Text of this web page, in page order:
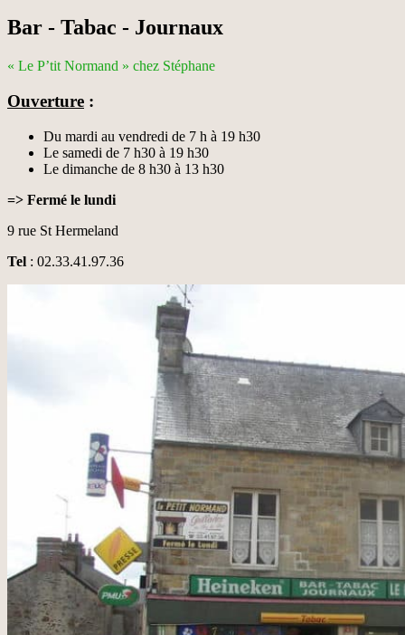
Bar - Tabac - Journaux
« Le P’tit Normand » chez Stéphane
Ouverture :
Du mardi au vendredi de 7 h à 19 h30
Le samedi de 7 h30 à 19 h30
Le dimanche de 8 h30 à 13 h30
=> Fermé le lundi
9 rue St Hermeland
Tel : 02.33.41.97.36